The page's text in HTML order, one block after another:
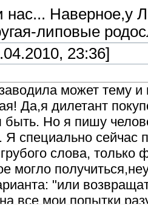
нас... Наверное,у
липовые
23:36]
может тему
Да,я дилетант
Но я пишу
Я специально
слова, только
могло
"или
все мои попытки